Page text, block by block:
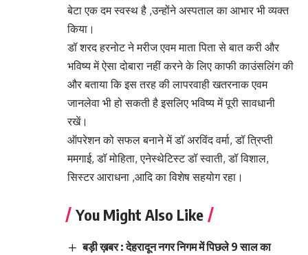
बेटा एक दम स्वस्थ है ,उन्होंने अस्पताल का आभार भी व्यक्त
किया।
डॉ शरद हरनोट ने मरीज एवम माता पिता से बात करी और
भविष्य में ऐसा दोबारा नहीं करने के लिए काफी काउंसलिंग की
और बताया कि इस तरह की लापरवाही खतरनाक एवम
जानलेवा भी हो सकती है इसलिए भविष्य में पूरी सावधानी
रखें।
ऑपरेशन को सफल बनाने में डाॅ अरविंद वर्मा, डॉ त्रिप्ती
ममगाई, डॉ मोहिता, एनेस्थेटिस्ट डॉ स्वाती, डॉ विशाल,
सिस्टर आराधना ,आदि का विशेष सहयोग रहा।
You Might Also Like
बड़ी ख़बर : देहरादून नगर निगम में पिछले 9 साल का